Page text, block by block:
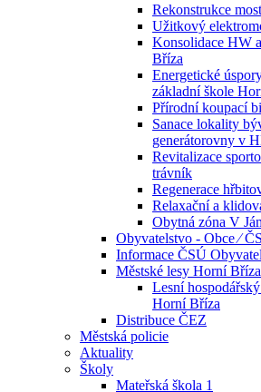
Rekonstrukce
Užitkový
Konsolidace HW
Bříza
Energetické
základní škole
Přírodní koupací
Sanace lokality
generátorovny v
Revitalizace
trávník
Regenerace
Relaxační a
Obytná zóna V
Obyvatelstvo - Obce ⁄
Informace ČSÚ
Městské lesy Horní Bříza
Lesní
Horní Bříza
Distribuce ČEZ
Městská policie
Aktuality
Školy
Mateřská škola 1